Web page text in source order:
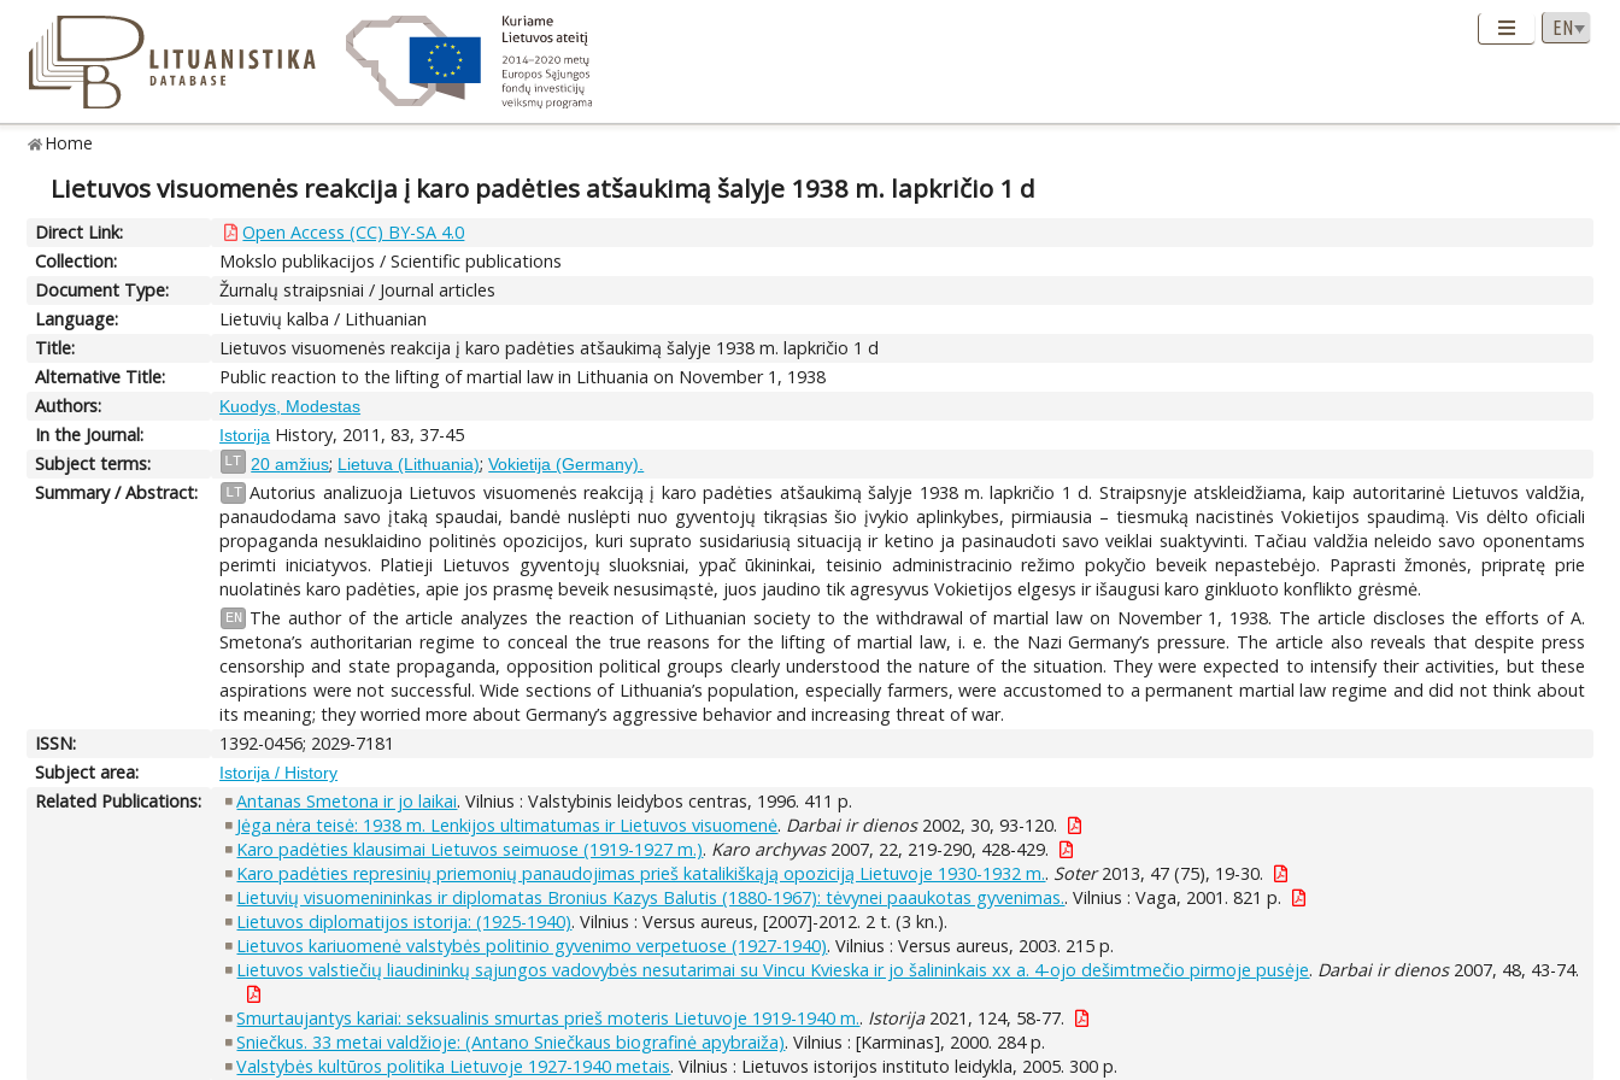
Home
Lietuvos visuomenės reakcija į karo padėties atšaukimą šalyje 1938 m. lapkričio 1 d
Direct Link:
Open Access (CC) BY-SA 4.0
Collection:
Mokslo publikacijos / Scientific publications
Document Type:
Žurnalų straipsniai / Journal articles
Language:
Lietuvių kalba / Lithuanian
Title:
Lietuvos visuomenės reakcija į karo padėties atšaukimą šalyje 1938 m. lapkričio 1 d
Alternative Title:
Public reaction to the lifting of martial law in Lithuania on November 1, 1938
Authors:
Kuodys, Modestas
In the Journal: Istorija History, 2011, 83, 37-45
Subject terms:
LT 20 amžius; Lietuva (Lithuania);Vokietija (Germany).
Summary / Abstract: LT Autorius analizuoja Lietuvos visuomenės reakciją į karo padėties atšaukimą šalyje 1938 m. lapkričio 1 d. Straipsnyje atskleidžiama, kaip autoritarinė Lietuvos valdžia,
panaudodama savo įtaką spaudai, bandė nuslėpti nuo gyventojų tikrąsias šio įvykio aplinkybes, pirmiausia – tiesmuką nacistinės Vokietijos spaudimą. Vis dėlto oficiali
propaganda nesuklaidino politinės opozicijos, kuri suprato susidariusią situaciją ir ketino ja pasinaudoti savo veiklai suaktyvinti. Tačiau valdžia neleido savo oponentams
perimti iniciatyvos. Platieji Lietuvos gyventojų sluoksniai, ypač ūkininkai, teisinio administracinio režimo pokyčio beveik nepastebėjo. Paprasti žmonės, pripratę prie
nuolatinės karo padėties, apie jos prasmę beveik nesusimąstė, juos jaudino tik agresyvus Vokietijos elgesys ir išaugusi karo ginkluoto konflikto grėsmė.
EN
The author of the article analyzes the reaction of Lithuanian society to the withdrawal of martial law on November 1, 1938. The article discloses the efforts of A.
Smetona’s authoritarian regime to conceal the true reasons for the lifting of martial law, i. e. the Nazi Germany’s pressure. The article also reveals that despite press
censorship and state propaganda, opposition political groups clearly understood the nature of the situation. They were expected to intensify their activities, but these
aspirations were not successful. Wide sections of Lithuania’s population, especially farmers, were accustomed to a permanent martial law regime and did not think about
its meaning; they worried more about Germany’s aggressive behavior and increasing threat of war.
ISSN:
1392-0456; 2029-7181
Subject area:
Istorija / History
Related Publications: Antanas Smetona ir jo laikai. Vilnius : Valstybinis leidybos centras, 1996. 411 p.
Jėga nėra teisė: 1938 m. Lenkijos ultimatumas ir Lietuvos visuomenė. Darbai ir dienos2002, 30, 93-120.
Karo padėties klausimai Lietuvos seimuose (1919-1927 m.). Karo archyvas2007, 22, 219-290, 428-429.
Karo padėties represinių priemonių panaudojimas prieš katalikiškąją opoziciją Lietuvoje 1930-1932 m.. Soter2013, 47 (75), 19-30.
Lietuvių visuomenininkas ir diplomatas Bronius Kazys Balutis (1880-1967): tėvynei paaukotas gyvenimas.. Vilnius : Vaga, 2001. 821 p.
Lietuvos diplomatijos istorija: (1925-1940). Vilnius : Versus aureus, [2007]-2012. 2 t. (3 kn.).
Lietuvos kariuomenė valstybės politinio gyvenimo verpetuose (1927-1940). Vilnius : Versus aureus, 2003. 215 p.
Lietuvos valstiečių liaudininkų sąjungos vadovybės nesutarimai su Vincu Kvieska ir jo šalininkais xx a. 4-ojo dešimtmečio pirmoje pusėje. Darbai ir dienos2007, 48, 43-74.
Smurtaujantys kariai: seksualinis smurtas prieš moteris Lietuvoje 1919-1940 m.. Istorija2021, 124, 58-77.
Sniečkus. 33 metai valdžioje: (Antano Sniečkaus biografinė apybraiža). Vilnius : [Karminas], 2000. 284 p.
Valstybės kultūros politika Lietuvoje 1927-1940 metais. Vilnius : Lietuvos istorijos instituto leidykla, 2005. 300 p.